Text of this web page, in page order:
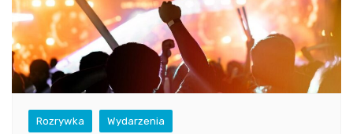
Rozrywka Wydarzenia